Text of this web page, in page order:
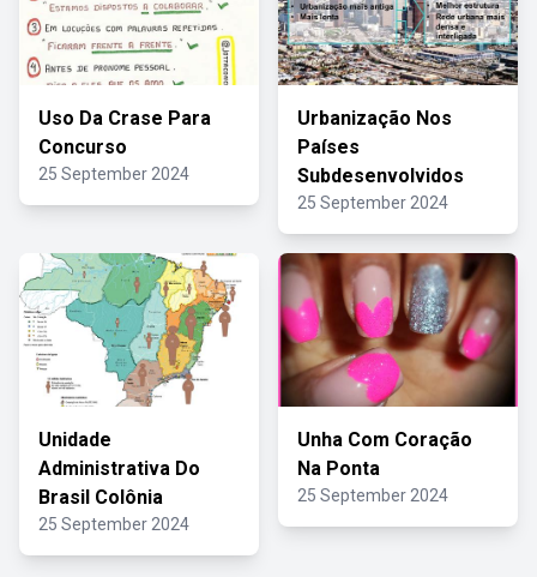
Uso Da Crase Para
Concurso
25 September 2024
Urbanização Nos
Países
Subdesenvolvidos
25 September 2024
Unidade
Administrativa Do
Brasil Colônia
25 September 2024
Unha Com Coração
Na Ponta
25 September 2024